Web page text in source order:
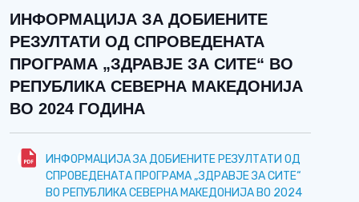
ИНФОРМАЦИЈА ЗА ДОБИЕНИТЕ
РЕЗУЛТАТИ ОД СПРОВЕДЕНАТА
ПРОГРАМА „ЗДРАВЈЕ ЗА СИТЕ“ ВО
РЕПУБЛИКА СЕВЕРНА МАКЕДОНИЈА
ВО 2024 ГОДИНА
ИНФОРМАЦИЈА ЗА ДОБИЕНИТЕ РЕЗУЛТАТИ ОД
СПРОВЕДЕНАТА ПРОГРАМА „ЗДРАВЈЕ ЗА СИТЕ“
ВО РЕПУБЛИКА СЕВЕРНА МАКЕДОНИЈА ВО 2024